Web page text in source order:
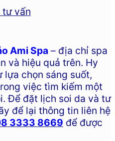
tư vấn
Ami Spa – địa chỉ spa
và hiệu quả trên. Hy
lựa chọn sáng suốt,
việc tìm kiếm một
Để đặt lịch soi da và tư
để lại thông tin liên hệ
3333 8669 để được